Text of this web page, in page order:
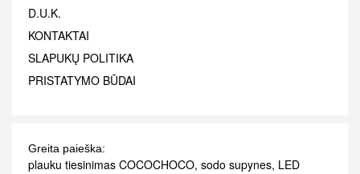
D.U.K.
KONTAKTAI
SLAPUKŲ POLITIKA
PRISTATYMO BŪDAI
Greita paieška:
plauku tiesinimas COCOCHOCO, sodo supynes, LED